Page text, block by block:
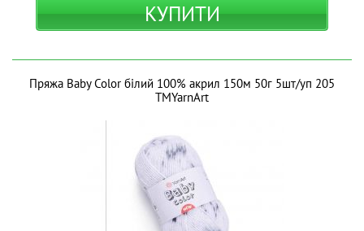
КУПИТИ
Пряжа Baby Color білий 100% акрил 150м 50г 5шт/уп 205
ТМYarnArt